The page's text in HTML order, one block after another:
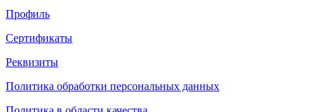
Профиль
Сертификаты
Реквизиты
Политика обработки персональных данных